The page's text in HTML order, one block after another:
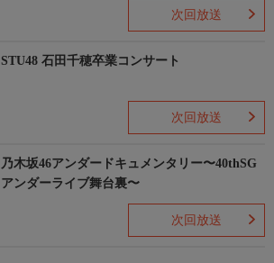
次回放送
STU48 石田千穂卒業コンサート
次回放送
乃木坂46アンダードキュメンタリー〜40thSG
アンダーライブ舞台裏〜
次回放送